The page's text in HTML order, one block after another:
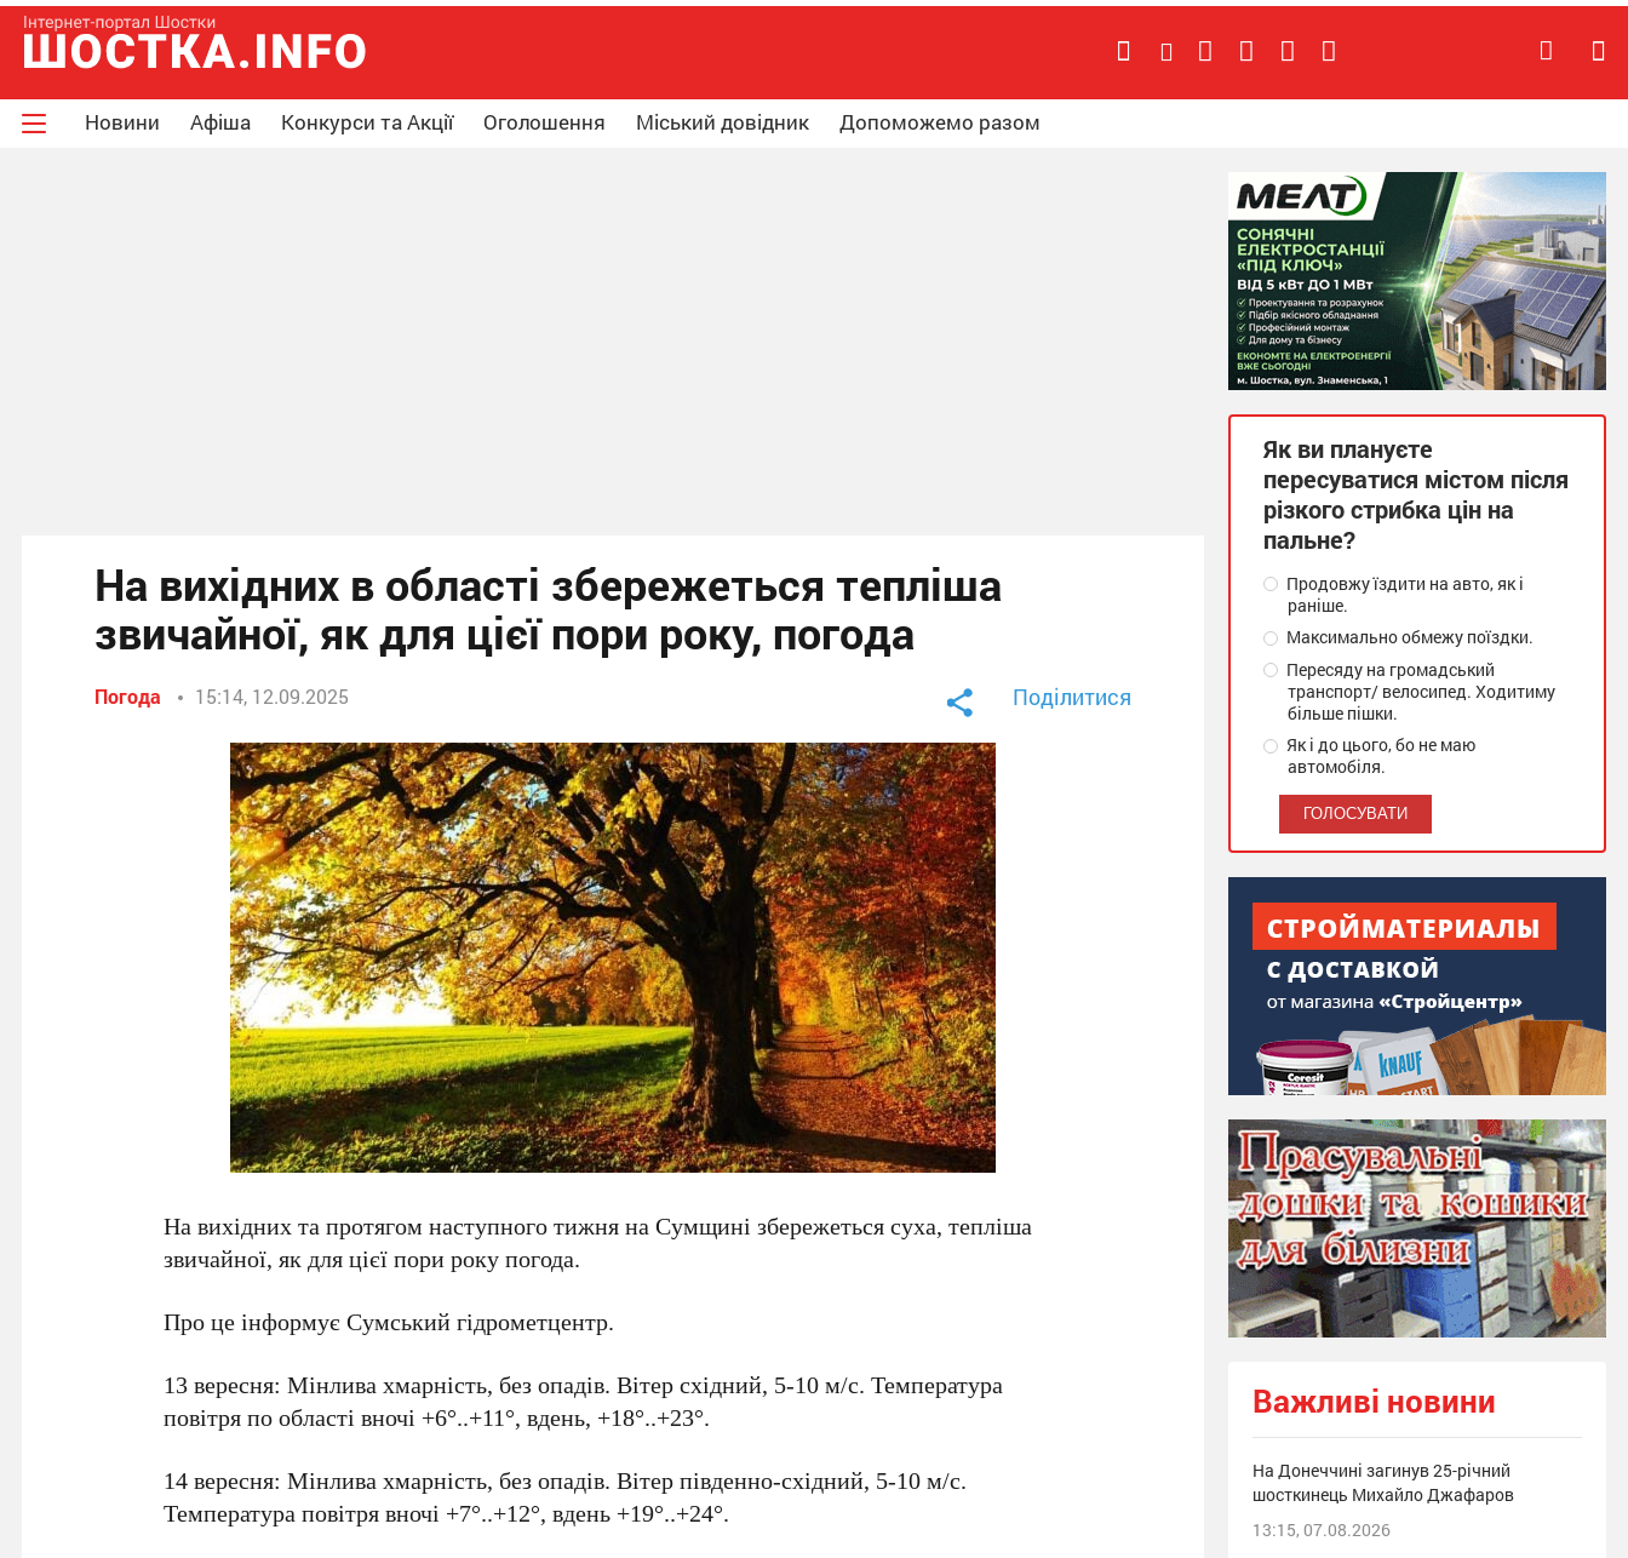
Новини Афіша Конкурси та Акції Оголошення Міський довідник Допоможемо разом
На вихідних в області збережеться тепліша
звичайної, як для цієї пори року, погода
Погода 15:14, 12.09.2025 Поділитися
На вихідних та протягом наступного тижня на Сумщині збережеться суха, тепліша
звичайної, як для цієї пори року погода.
Про це інформує Сумський гідрометцентр.
13 вересня: Мінлива хмарність, без опадів. Вітер східний, 5-10 м/с. Температура
повітря по області вночі +6°..+11°, вдень, +18°..+23°.
14 вересня: Мінлива хмарність, без опадів. Вітер південно-східний, 5-10 м/с.
Температура повітря вночі +7°..+12°, вдень +19°..+24°.
Як ви плануєте
пересуватися містом після
різкого стрибка цін на
пальне?
Продовжу їздити на авто, як і
раніше.
Максимально обмежу поїздки.
Пересяду на громадський
транспорт/ велосипед. Ходитиму
більше пішки.
Як і до цього, бо не маю
автомобіля.
Важливі новини
На Донеччині загинув 25-річний
шосткинець Михайло Джафаров
13:15, 07.08.2026